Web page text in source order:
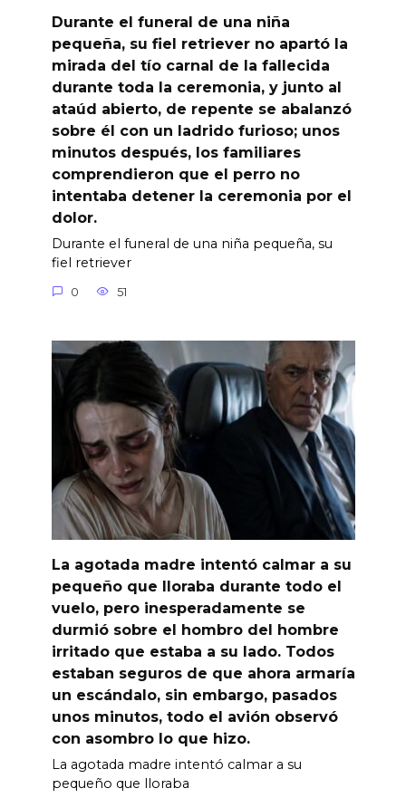
Durante el funeral de una niña
pequeña, su fiel retriever no apartó la
mirada del tío carnal de la fallecida
durante toda la ceremonia, y junto al
ataúd abierto, de repente se abalanzó
sobre él con un ladrido furioso; unos
minutos después, los familiares
comprendieron que el perro no
intentaba detener la ceremonia por el
dolor.
Durante el funeral de una niña pequeña, su
fiel retriever
0 51
La agotada madre intentó calmar a su
pequeño que lloraba durante todo el
vuelo, pero inesperadamente se
durmió sobre el hombro del hombre
irritado que estaba a su lado. Todos
estaban seguros de que ahora armaría
un escándalo, sin embargo, pasados
unos minutos, todo el avión observó
con asombro lo que hizo.
La agotada madre intentó calmar a su
pequeño que lloraba